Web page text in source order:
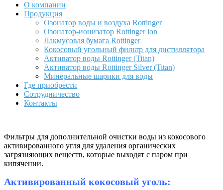
О компании
Продукция
Озонатор воды и воздуха Rottinger
Озонатор-ионизатор Rottinger ion
Лакмусовая бумага Rottinger
Кокосовый угольный фильтр для дистиллятора
Активатор воды Rottinger (Titan)
Активатор воды Rottinger Silver (Titan)
Минеральные шарики для воды
Где приобрести
Сотрудничество
Контакты
Фильтры для дополнительной очистки воды из кокосового
активированного угля для удаления органических
загрязняющих веществ, которые выходят с паром при
кипячении.
Активированный кокосовый уголь: